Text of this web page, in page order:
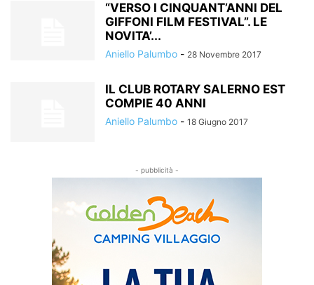
“VERSO I CINQUANT’ANNI DEL
GIFFONI FILM FESTIVAL”. LE
NOVITA’...
Aniello Palumbo - 28 Novembre 2017
IL CLUB ROTARY SALERNO EST
COMPIE 40 ANNI
Aniello Palumbo - 18 Giugno 2017
- pubblicità -